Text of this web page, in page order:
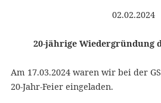
02.02.2024
20-jährige Wiedergründung
Am 17.03.2024 waren wir bei der
20-Jahr-Feier eingeladen.